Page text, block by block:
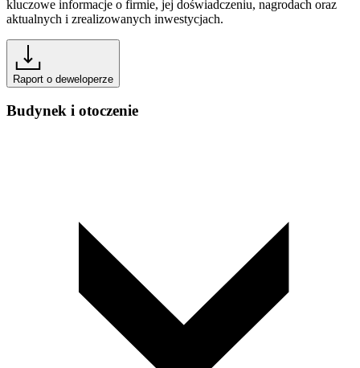
kluczowe informacje o firmie, jej doświadczeniu, nagrodach oraz
aktualnych i zrealizowanych inwestycjach.
Raport o deweloperze
Budynek i otoczenie